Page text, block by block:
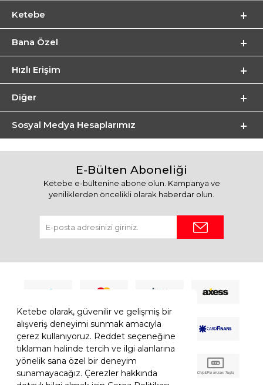
Ketebe olarak, güvenilir ve gelişmiş bir
alışveriş deneyimi sunmak amacıyla
çerez kullanıyoruz. Reddet seçeneğine
tıklaman halinde tercih ve ilgi alanlarına
yönelik sana özel bir deneyim
sunamayacağız. Çerezler hakkında
Ketebe
Bana Özel
Hızlı Erişim
Diğer
Sosyal Medya Hesaplarımız
E-Bülten Aboneliği
Ketebe e-bültenine abone olun. Kampanya ve
yeniliklerden öncelikli olarak haberdar olun.